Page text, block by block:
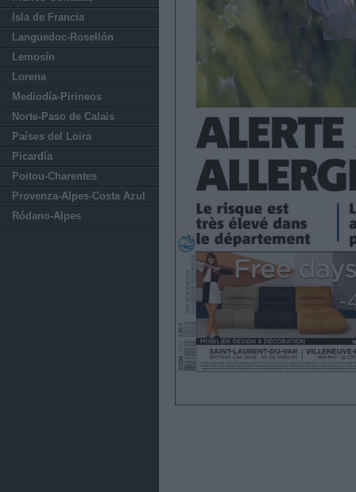
Isla de Francia
Languedoc-Rosellón
Lemosín
Lorena
Mediodía-Pirineos
Norte-Paso de Calais
Países del Loira
Picardía
Poitou-Charentes
Provenza-Alpes-Costa Azul
Ródano-Alpes